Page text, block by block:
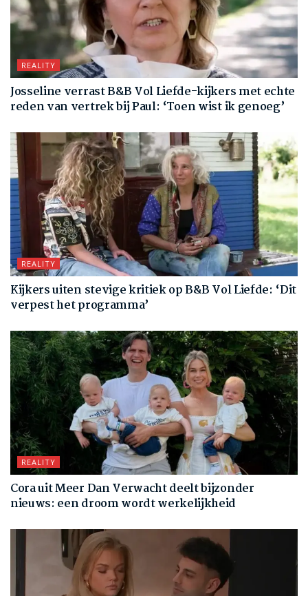
REALITY
Josseline verrast B&B Vol Liefde-kijkers met echte
reden van vertrek bij Paul: ‘Toen wist ik genoeg’
REALITY
Kijkers uiten stevige kritiek op B&B Vol Liefde: ‘Dit
verpest het programma’
REALITY
Cora uit Meer Dan Verwacht deelt bijzonder
nieuws: een droom wordt werkelijkheid